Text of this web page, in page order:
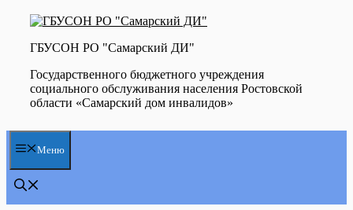
Перейти
содержимому
ГБУСОН РО "Самарский ДИ"
Государственного бюджетного учреждения
социального обслуживания населения Ростовской
области «Самарский дом инвалидов»
Меню